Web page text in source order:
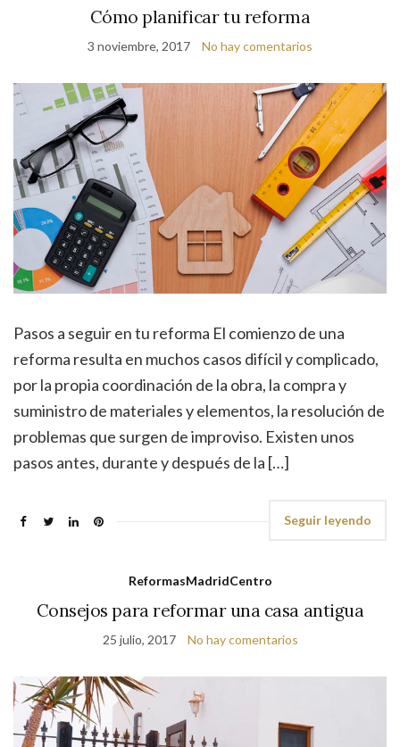
Cómo planificar tu reforma
3 noviembre, 2017 No hay comentarios
Pasos a seguir en tu reforma El comienzo de una
reforma resulta en muchos casos difícil y complicado,
por la propia coordinación de la obra, la compra y
suministro de materiales y elementos, la resolución de
problemas que surgen de improviso. Existen unos
pasos antes, durante y después de la […]
Seguir leyendo
ReformasMadridCentro
Consejos para reformar una casa antigua
25 julio, 2017 No hay comentarios